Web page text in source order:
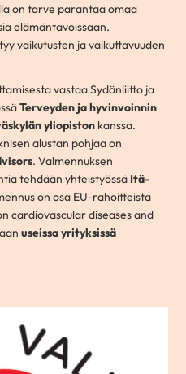
on tarve parantaa omaa
elämäntavoissaan.
vaikutusten ja vaikuttavuuden
vastaa Sydänliitto ja
Terveyden ja hyvinvoinnin
yliopiston kanssa.
alustan pohjaa on
. Valmennuksen
tehdään yhteistyössä Itä-
on osa EU-rahoitteista
cardiovascular diseases and
useissa yrityksissä